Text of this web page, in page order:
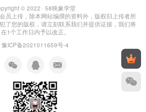
© 2022 · 58映象学堂
员上传，除本网站编撰的资料外，版权归上传者所
了您的版权，请立刻联系我们并提供证据，我们将
在1个工作日内予以改正。
豫ICP备2021011659号-4